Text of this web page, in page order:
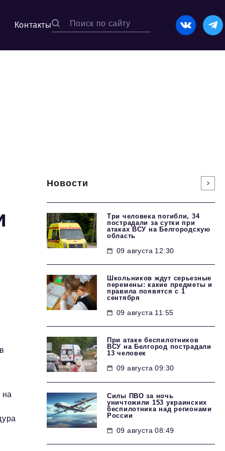
Контакты
на
Новости
Три человека погибли, 34
пострадали за сутки при
атаках ВСУ на Белгородскую
область
09 августа 12:30
Школьников ждут серьезные
перемены: какие предметы и
правила появятся с 1
сентября
09 августа 11:55
При атаке беспилотников
ВСУ на Белгород пострадали
13 человек
09 августа 09:30
Силы ПВО за ночь
уничтожили 153 украинских
беспилотника над регионами
России
09 августа 08:49